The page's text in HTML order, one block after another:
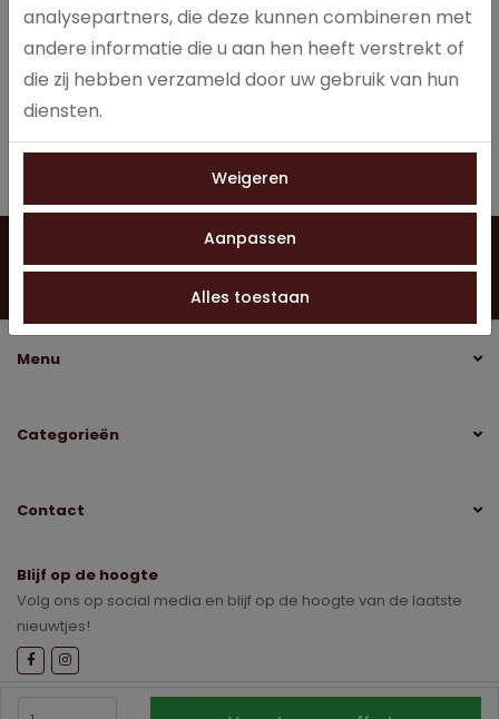
Specificaties
0528 275 151
info@jobo-koffie.nl
Neem contact op
Menu
Categorieën
Contact
Blijf op de hoogte
Volg ons op social media en blijf op de hoogte van de laatste
nieuwtjes!
Sitemap Disclaimer Privacybeleid
analysepartners, die deze kunnen combineren met
andere informatie die u aan hen heeft verstrekt of
die zij hebben verzameld door uw gebruik van hun
diensten.
Weigeren
Aanpassen
Alles toestaan